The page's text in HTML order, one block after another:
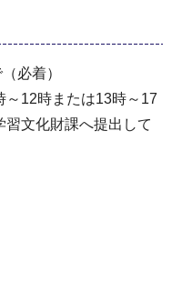
必着）
～12時または13時～17
文化財課へ提出して